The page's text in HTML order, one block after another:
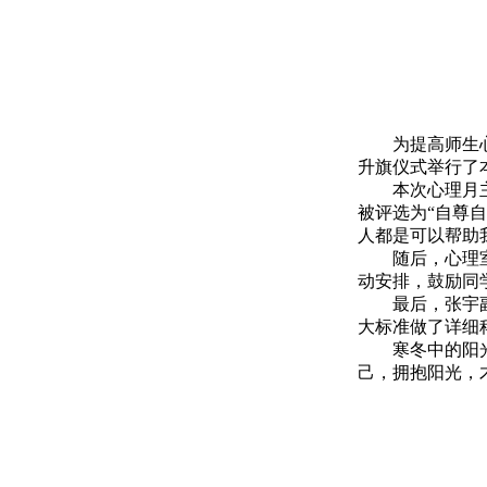
为提高师生
升旗仪式举行了
本次心理月
被评选为“自尊
人都是可以帮
随后，心理
动安排，鼓励同
最后，张宇
大标准做了详细
寒冬中的阳
己，拥抱阳光，